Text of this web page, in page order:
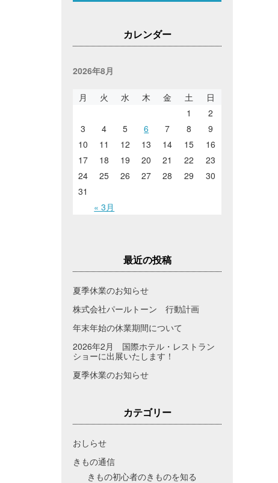
カレンダー
2026年8月
月 火 水 木 金 土 日
« 3月
1
2
3
4 5 6 7 8
9
10
11 12 13 14 15
16
17
18 19 20 21 22
23
24
25 26 27 28 29
30
31
最近の投稿
夏季休業のお知らせ
株式会社パールトーン 行動計画
年末年始の休業期間について
2026年2月 国際ホテル・レストラン
ショーに出展いたします！
夏季休業のお知らせ
カテゴリー
おしらせ
きもの通信
きもの初心者のきものを知る